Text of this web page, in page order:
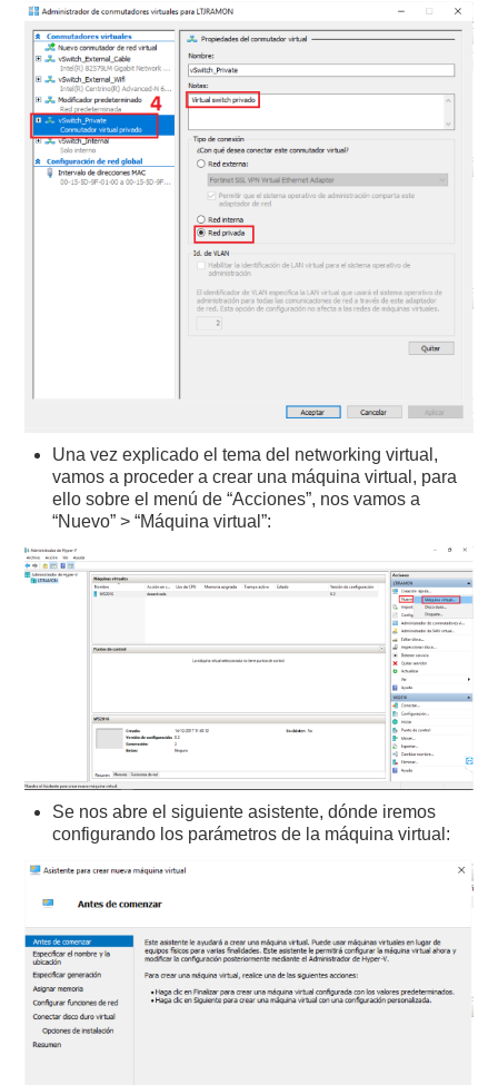
Una vez explicado el tema del networking virtual,
vamos a proceder a crear una máquina virtual, para
ello sobre el menú de “Acciones”, nos vamos a
“Nuevo” > “Máquina virtual”:
Se nos abre el siguiente asistente, dónde iremos
configurando los parámetros de la máquina virtual: